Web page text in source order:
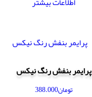
پرایمر بنفش رنگ نیکس
تومان388.000